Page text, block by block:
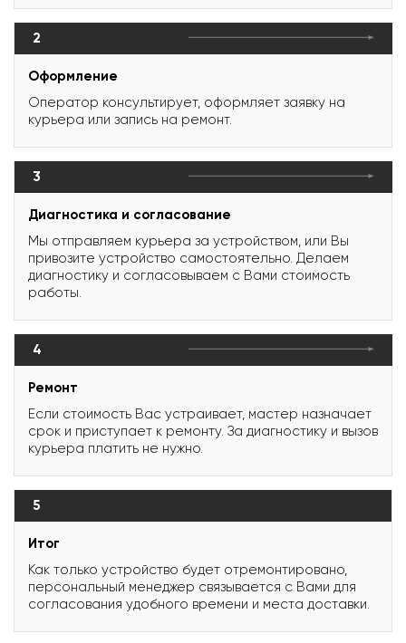
2
Оформление
Оператор консультирует, оформляет заявку на
курьера или запись на ремонт.
3
Диагностика и согласование
Мы отправляем курьера за устройством, или Вы
привозите устройство самостоятельно. Делаем
диагностику и согласовываем с Вами стоимость
работы.
4
Ремонт
Если стоимость Вас устраивает, мастер назначает
срок и приступает к ремонту. За диагностику и вызов
курьера платить не нужно.
5
Итог
Как только устройство будет отремонтировано,
персональный менеджер связывается с Вами для
согласования удобного времени и места доставки.